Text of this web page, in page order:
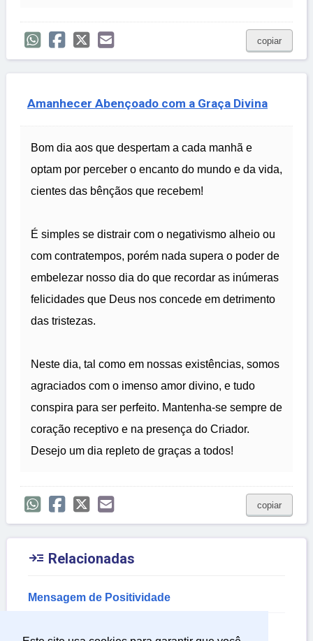
copiar
Amanhecer Abençoado com a Graça Divina
Bom dia aos que despertam a cada manhã e
optam por perceber o encanto do mundo e da vida,
cientes das bênçãos que recebem!
É simples se distrair com o negativismo alheio ou
com contratempos, porém nada supera o poder de
embelezar nosso dia do que recordar as inúmeras
felicidades que Deus nos concede em detrimento
das tristezas.
Neste dia, tal como em nossas existências, somos
agraciados com o imenso amor divino, e tudo
conspira para ser perfeito. Mantenha-se sempre de
coração receptivo e na presença do Criador.
Desejo um dia repleto de graças a todos!
copiar
 Relacionadas
Mensagem de Positividade